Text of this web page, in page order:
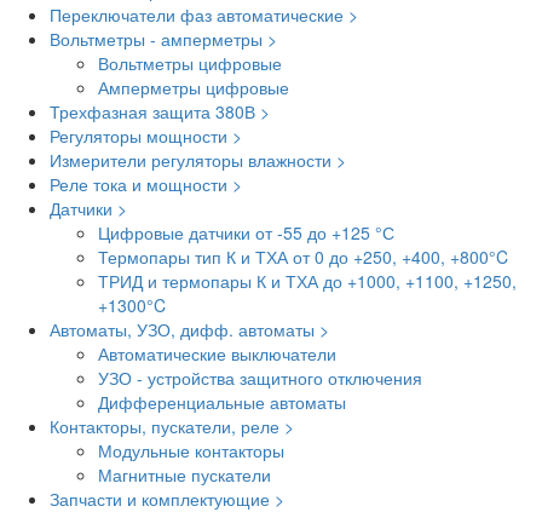
Переключатели фаз автоматические >
Вольтметры - амперметры >
Вольтметры цифровые
Амперметры цифровые
Трехфазная защита 380В >
Регуляторы мощности >
Измерители регуляторы влажности >
Реле тока и мощности >
Датчики >
Цифровые датчики от -55 до +125 °С
Термопары тип К и ТХА от 0 до +250, +400, +800°C
ТРИД и термопары К и ТХА до +1000, +1100, +1250,
+1300°C
Автоматы, УЗО, дифф. автоматы >
Автоматические выключатели
УЗО - устройства защитного отключения
Дифференциальные автоматы
Контакторы, пускатели, реле >
Модульные контакторы
Магнитные пускатели
Запчасти и комплектующие >